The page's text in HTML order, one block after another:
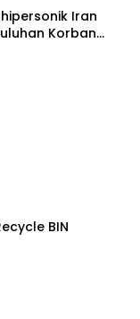
Iran
Korban
Ratusan Terluka
BIN